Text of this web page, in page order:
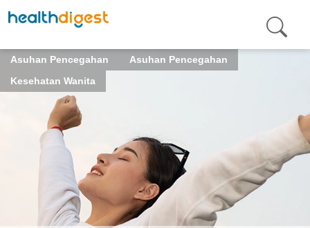
Asuhan Pencegahan
Asuhan Pencegahan
Kesehatan Wanita